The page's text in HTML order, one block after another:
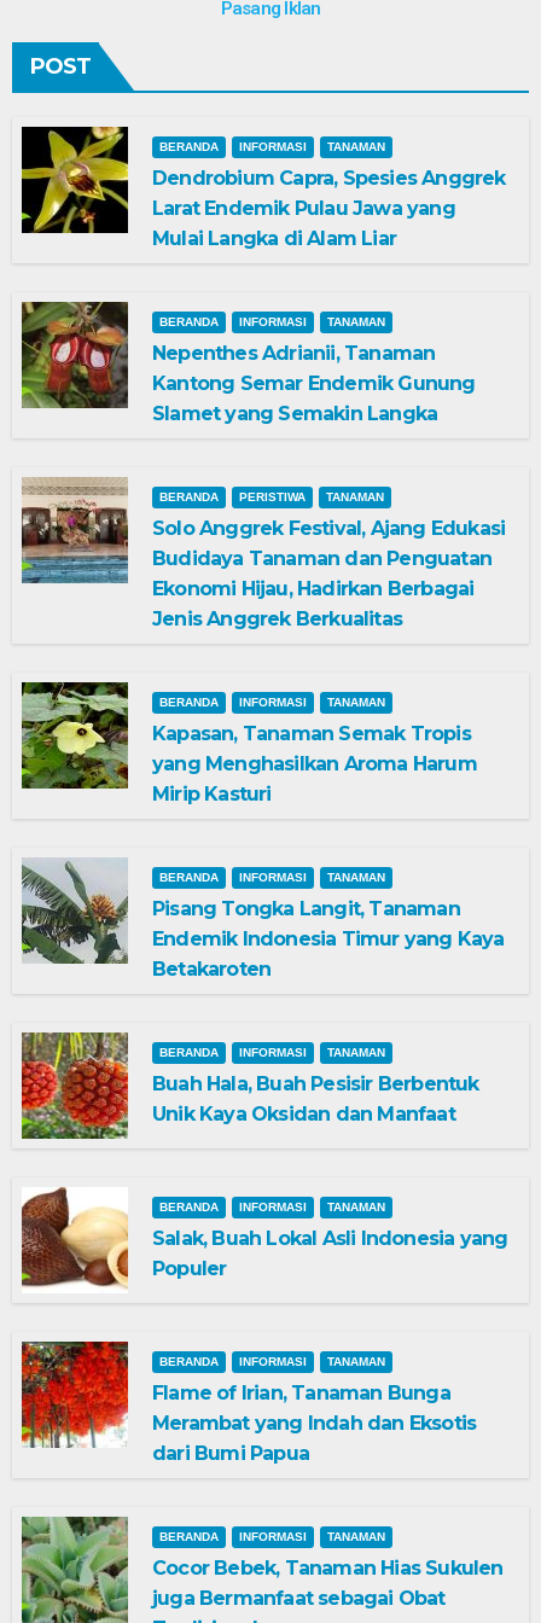
Pasang Iklan
POST
BERANDA INFORMASI TANAMAN
Dendrobium Capra, Spesies Anggrek
Larat Endemik Pulau Jawa yang
Mulai Langka di Alam Liar
BERANDA INFORMASI TANAMAN
Nepenthes Adrianii, Tanaman
Kantong Semar Endemik Gunung
Slamet yang Semakin Langka
BERANDA PERISTIWA TANAMAN
Solo Anggrek Festival, Ajang Edukasi
Budidaya Tanaman dan Penguatan
Ekonomi Hijau, Hadirkan Berbagai
Jenis Anggrek Berkualitas
BERANDA INFORMASI TANAMAN
Kapasan, Tanaman Semak Tropis
yang Menghasilkan Aroma Harum
Mirip Kasturi
BERANDA INFORMASI TANAMAN
Pisang Tongka Langit, Tanaman
Endemik Indonesia Timur yang Kaya
Betakaroten
BERANDA INFORMASI TANAMAN
Buah Hala, Buah Pesisir Berbentuk
Unik Kaya Oksidan dan Manfaat
BERANDA INFORMASI TANAMAN
Salak, Buah Lokal Asli Indonesia yang
Populer
BERANDA INFORMASI TANAMAN
Flame of Irian, Tanaman Bunga
Merambat yang Indah dan Eksotis
dari Bumi Papua
BERANDA INFORMASI TANAMAN
Cocor Bebek, Tanaman Hias Sukulen
juga Bermanfaat sebagai Obat